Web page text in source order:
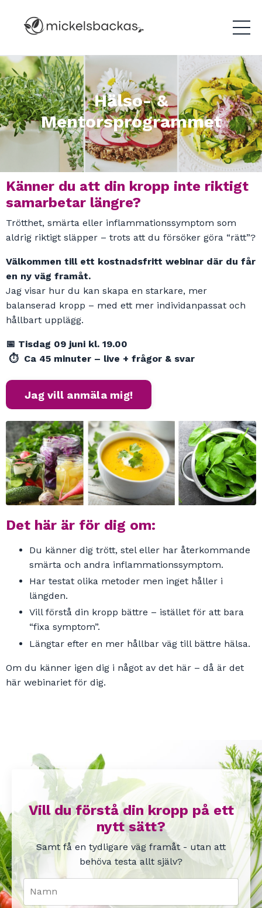
Hälso- &
Mentorsprogrammet
Känner du att din kropp inte riktigt
samarbetar längre?
Trötthet, smärta eller inflammationssymptom som
aldrig riktigt släpper – trots att du försöker göra “rätt”?
Välkommen till ett kostnadsfritt webinar där du får
en ny väg framåt.
Jag visar hur du kan skapa en starkare, mer
balanserad kropp – med ett mer individanpassat och
hållbart upplägg.
📅 Tisdag 09 juni kl. 19.00
⏱ Ca 45 minuter – live + frågor & svar
Jag vill anmäla mig!
Det här är för dig om:
Du känner dig trött, stel eller har återkommande
smärta och andra inflammationssymptom.
Har testat olika metoder men inget håller i
längden.
Vill förstå din kropp bättre – istället för att bara
“fixa symptom”.
Längtar efter en mer hållbar väg till bättre hälsa.
Om du känner igen dig i något av det här – då är det
här webinariet för dig.
Vill du förstå din kropp på ett
nytt sätt?
Samt få en tydligare väg framåt - utan att
behöva testa allt själv?